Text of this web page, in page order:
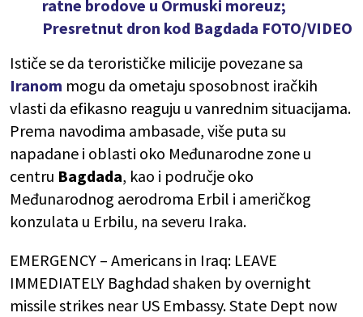
ratne brodove u Ormuski moreuz;
Presretnut dron kod Bagdada FOTO/VIDEO
Ističe se da terorističke milicije povezane sa
Iranom mogu da ometaju sposobnost iračkih
vlasti da efikasno reaguju u vanrednim situacijama.
Prema navodima ambasade, više puta su
napadane i oblasti oko Međunarodne zone u
centru Bagdada, kao i područje oko
Međunarodnog aerodroma Erbil i američkog
konzulata u Erbilu, na severu Iraka.
EMERGENCY – Americans in Iraq: LEAVE
IMMEDIATELY Baghdad shaken by overnight
missile strikes near US Embassy. State Dept now